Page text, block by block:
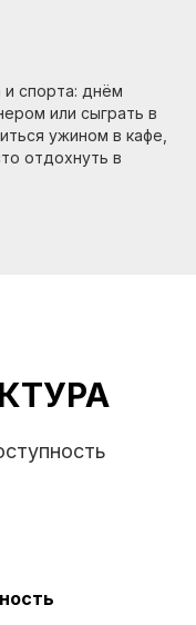
спорта: днём
или сыграть в
ужином в кафе,
отдохнуть в